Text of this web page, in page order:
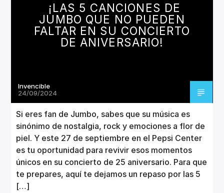
¡LAS 5 CANCIONES DE
JUMBO QUE NO PUEDEN
FALTAR EN SU CONCIERTO
DE ANIVERSARIO!
Invencible
24/09/2024
Si eres fan de Jumbo, sabes que su música es
sinónimo de nostalgia, rock y emociones a flor de
piel. Y este 27 de septiembre en el Pepsi Center
es tu oportunidad para revivir esos momentos
únicos en su concierto de 25 aniversario. Para que
te prepares, aquí te dejamos un repaso por las 5
[…]